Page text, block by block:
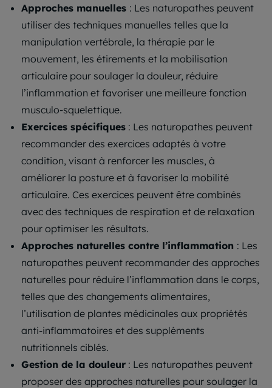
Approches manuelles : Les naturopathes peuvent
utiliser des techniques manuelles telles que la
manipulation vertébrale, la thérapie par le
mouvement, les étirements et la mobilisation
articulaire pour soulager la douleur, réduire
l’inflammation et favoriser une meilleure fonction
musculo-squelettique.
Exercices spécifiques : Les naturopathes peuvent
recommander des exercices adaptés à votre
condition, visant à renforcer les muscles, à
améliorer la posture et à favoriser la mobilité
articulaire. Ces exercices peuvent être combinés
avec des techniques de respiration et de relaxation
pour optimiser les résultats.
Approches naturelles contre l’inflammation : Les
naturopathes peuvent recommander des approches
naturelles pour réduire l’inflammation dans le corps,
telles que des changements alimentaires,
l’utilisation de plantes médicinales aux propriétés
anti-inflammatoires et des suppléments
nutritionnels ciblés.
Gestion de la douleur : Les naturopathes peuvent
proposer des approches naturelles pour soulager la